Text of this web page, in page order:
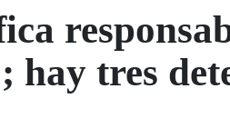
hay tres